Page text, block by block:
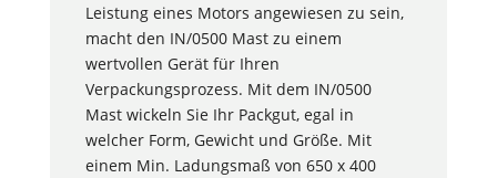
Leistung eines Motors angewiesen zu sein,
macht den IN/0500 Mast zu einem
wertvollen Gerät für Ihren
Verpackungsprozess. Mit dem IN/0500
Mast wickeln Sie Ihr Packgut, egal in
welcher Form, Gewicht und Größe. Mit
einem Min. Ladungsmaß von 650 x 400